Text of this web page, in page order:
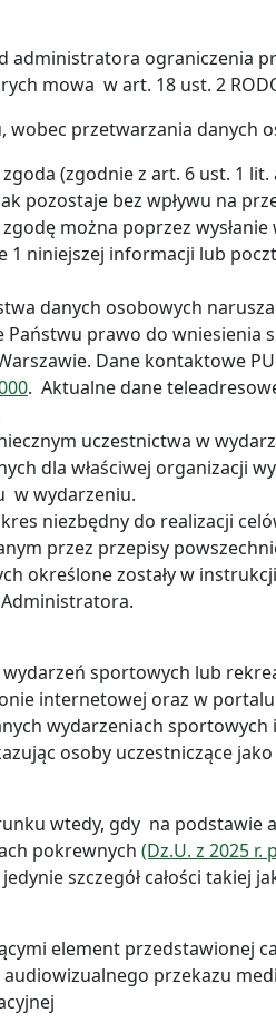
administratora ograniczenia
mowa w art. 18 ust. 2
wobec przetwarzania danych
(zgodnie z art. 6 ust. 1 lit.
pozostaje bez wpływu na
można poprzez
1 niniejszej informacji lub
danych osobowych
prawo do wniesienia
Dane kontaktowe
. Aktualne dane
uczestnictwa w
dla właściwej organizacji
w wydarzeniu.
niezbędny do realizacji
przez przepisy
określone zostały w
sportowych lub
internetowej oraz w
wydarzeniach
osoby uczestniczące
wtedy, gdy na podstawie
pokrewnych (Dz.U. z 2025 r.
szczegół całości takiej
element przedstawionej
przekazu